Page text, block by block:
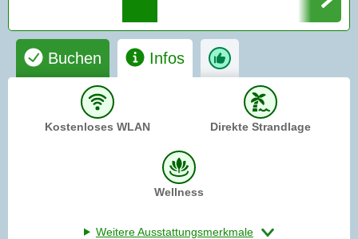
Buchen Infos
Kostenloses WLAN Direkte Strandlage
Wellness
Weitere Ausstattungsmerkmale